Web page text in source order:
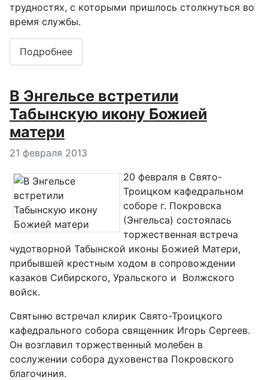
трудностях, с которыми пришлось столкнуться во
время службы.
Подробнее
В Энгельсе встретили
Табынскую икону Божией
матери
Информация о материале
21 февраля 2013
20 февраля в Свято-
Троицком кафедральном
соборе г. Покровска
(Энгельса) состоялась
торжественная встреча
чудотворной Табынской иконы Божией Матери,
прибывшей крестным ходом в сопровождении
казаков Сибирского, Уральского и Волжского
войск.
Святыню встречал клирик Свято-Троицкого
кафедрального собора священник Игорь Сергеев.
Он возглавил торжественный молебен в
сослужении собора духовенства Покровского
благочиния.